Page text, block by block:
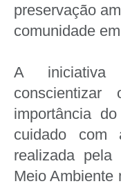
preservação
comunidade
A iniciativa
importância
cuidado
realizada
Meio Ambiente